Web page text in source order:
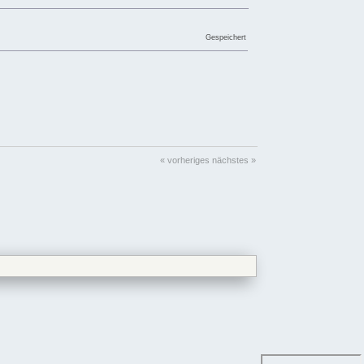
Gespeichert
« vorheriges nächstes »